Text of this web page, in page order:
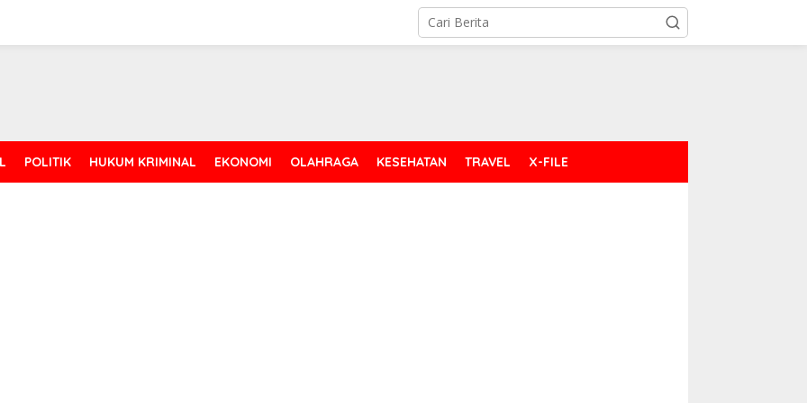
POLITIK HUKUM KRIMINAL EKONOMI OLAHRAGA KESEHATAN TRAVEL X-FILE